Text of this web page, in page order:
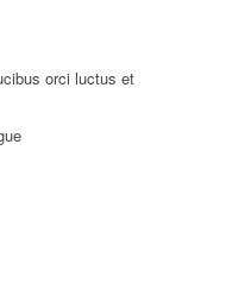
orci luctus et